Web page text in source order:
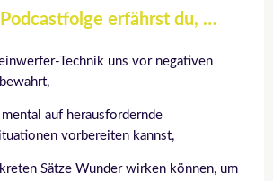
Podcastfolge erfährst du, …
Technik uns vor negativen
auf herausfordernde
vorbereiten kannst,
Sätze Wunder wirken können, um